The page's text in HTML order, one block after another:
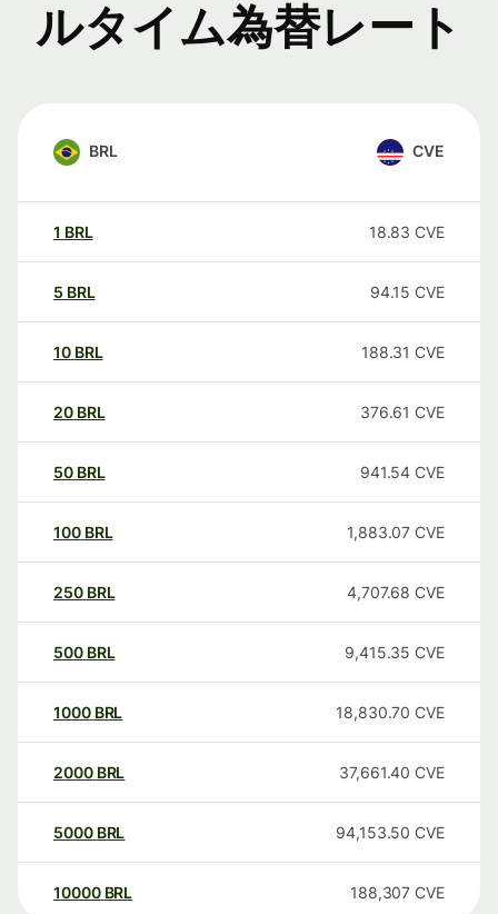
ルタイム為替レート
BRL CVE
1 BRL 18.83 CVE
5 BRL 94.15 CVE
10 BRL 188.31 CVE
20 BRL 376.61 CVE
50 BRL 941.54 CVE
100 BRL 1,883.07 CVE
250 BRL 4,707.68 CVE
500 BRL 9,415.35 CVE
1000 BRL 18,830.70 CVE
2000 BRL 37,661.40 CVE
5000 BRL 94,153.50 CVE
10000 BRL 188,307 CVE